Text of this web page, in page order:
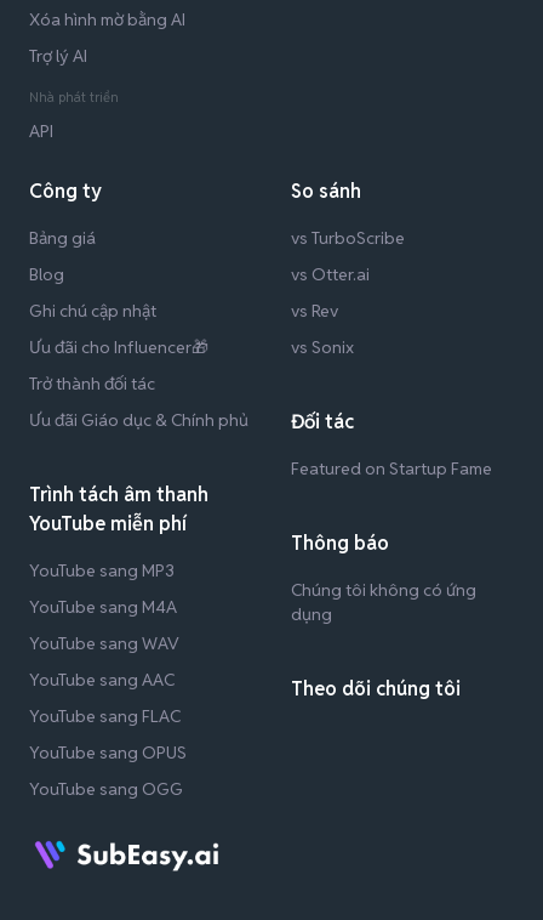
Xóa hình mờ bằng AI
Trợ lý AI
Nhà phát triển
API
Công ty
Bảng giá
Blog
Ghi chú cập nhật
Ưu đãi cho Influencer🎁
Trở thành đối tác
Ưu đãi Giáo dục & Chính phủ
Trình tách âm thanh
YouTube miễn phí
YouTube sang MP3
YouTube sang M4A
YouTube sang WAV
YouTube sang AAC
YouTube sang FLAC
YouTube sang OPUS
YouTube sang OGG
So sánh
vs TurboScribe
vs Otter.ai
vs Rev
vs Sonix
Đối tác
Featured on Startup Fame
Thông báo
Chúng tôi không có ứng
dụng
Theo dõi chúng tôi